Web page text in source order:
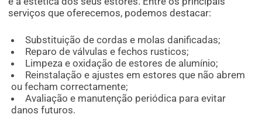
serviços que oferecemos, podemos destacar:
Substituição de cordas e molas danificadas;
Reparo de válvulas e fechos rusticos;
Limpeza e oxidação de estores de alumínio;
Reinstalação e ajustes em estores que não abrem
ou fecham correctamente;
Avaliação e manutenção periódica para evitar
danos futuros.